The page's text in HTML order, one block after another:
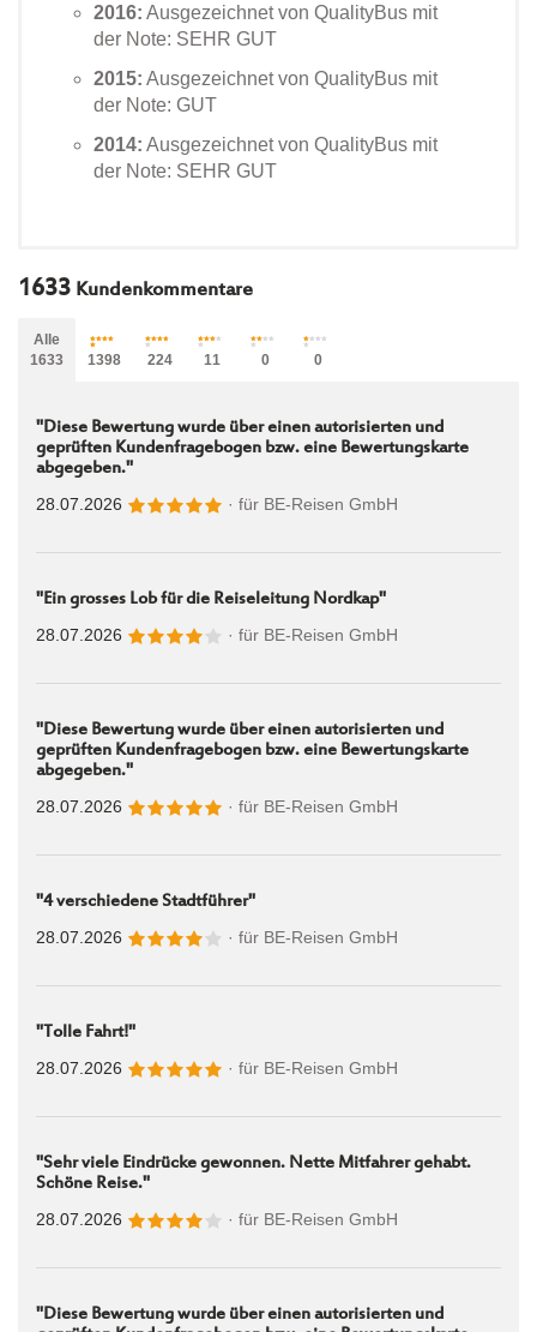
2016: Ausgezeichnet von QualityBus mit
der Note: SEHR GUT
2015: Ausgezeichnet von QualityBus mit
der Note: GUT
2014: Ausgezeichnet von QualityBus mit
der Note: SEHR GUT
1633 Kundenkommentare
Alle
1633
1398 224 11 0 0
"Diese Bewertung wurde über einen autorisierten und
geprüften Kundenfragebogen bzw. eine Bewertungskarte
abgegeben."
28.07.2026 · für BE-Reisen GmbH
"Ein grosses Lob für die Reiseleitung Nordkap"
28.07.2026 · für BE-Reisen GmbH
"Diese Bewertung wurde über einen autorisierten und
geprüften Kundenfragebogen bzw. eine Bewertungskarte
abgegeben."
28.07.2026 · für BE-Reisen GmbH
"4 verschiedene Stadtführer"
28.07.2026 · für BE-Reisen GmbH
"Tolle Fahrt!"
28.07.2026 · für BE-Reisen GmbH
"Sehr viele Eindrücke gewonnen. Nette Mitfahrer gehabt.
Schöne Reise."
28.07.2026 · für BE-Reisen GmbH
"Diese Bewertung wurde über einen autorisierten und